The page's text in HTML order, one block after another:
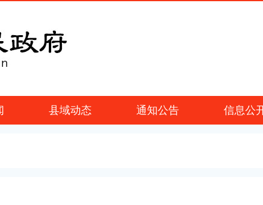
县域动态 通知公告 信息公